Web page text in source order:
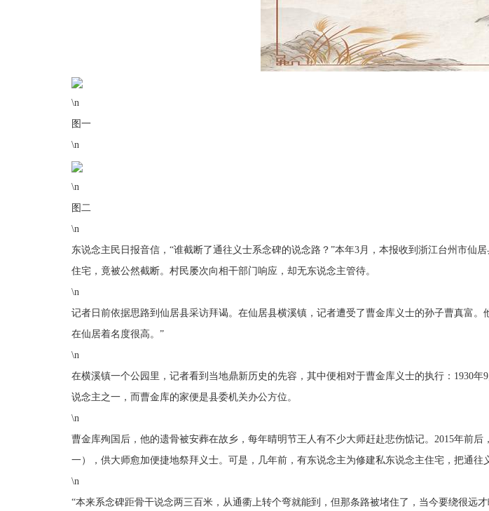
\n
图一
\n
\n
图二
\n
东说念主民日报音信，“谁截断了通往义士系念碑的说念路？”本年3月，本报收到浙江台州市
住宅，竟被公然截断。村民屡次向相干部门响应，却无东说念主管待。
\n
记者日前依据思路到仙居县采访拜谒。在仙居县横溪镇，记者遭受了曹金库义士的孙子曹真富
在仙居着名度很高。”
\n
在横溪镇一个公园里，记者看到当地鼎新历史的先容，其中便相对于曹金库义士的执行：1930
说念主之一，而曹金库的家便是县委机关办公方位。
\n
曹金库殉国后，他的遗骨被安葬在故乡，每年晴明节王人有不少大师赶赴悲伤惦记。2015年
一），供大师愈加便捷地祭拜义士。可是，几年前，有东说念主为修建私东说念主住宅，把通往
\n
“本来系念碑距骨干说念两三百米，从通衢上转个弯就能到，但那条路被堵住了，当今要绕很远